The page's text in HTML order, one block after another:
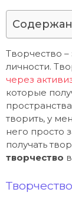
Творчество
личности.
через
которые
творить, у
него просто
получать
творчество